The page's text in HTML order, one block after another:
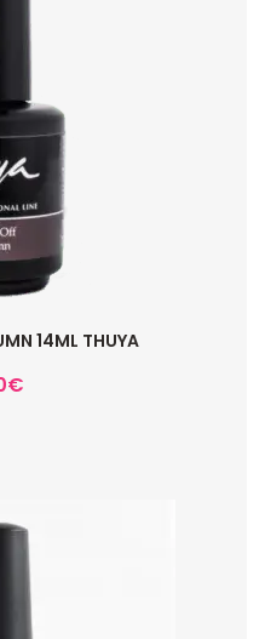
14ML THUYA
€